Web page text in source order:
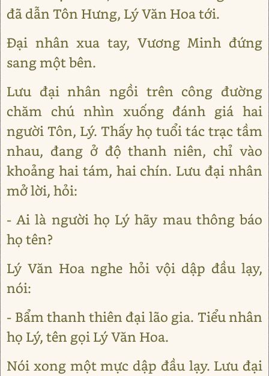
đã dẫn Tôn Hưng, Lý Văn Hoa tới.
Đại nhân xua tay, Vương Minh đứng
sang một bên.
Lưu đại nhân ngồi trên công đường
chăm chú nhìn xuống đánh giá hai
người Tôn, Lý. Thấy họ tuổi tác trạc tầm
nhau, đang ở độ thanh niên, chỉ vào
khoảng hai tám, hai chín. Lưu đại nhân
mở lời, hỏi:
- Ai là người họ Lý hãy mau thông báo
họ tên?
Lý Văn Hoa nghe hỏi vội dập đầu lạy,
nói:
- Bẩm thanh thiên đại lão gia. Tiểu nhân
họ Lý, tên gọi Lý Văn Hoa.
Nói xong một mực dập đầu lạy. Lưu đại